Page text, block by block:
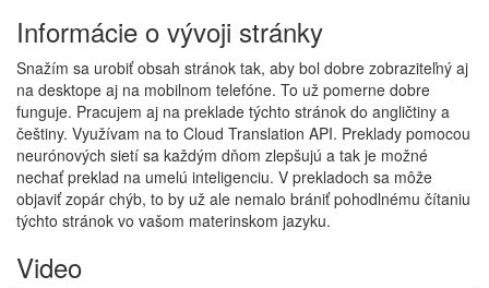
Informácie o vývoji stránky
Snažím sa urobiť obsah stránok tak, aby bol dobre zobraziteľný aj
na desktope aj na mobilnom telefóne. To už pomerne dobre
funguje. Pracujem aj na preklade týchto stránok do angličtiny a
češtiny. Využívam na to Cloud Translation API. Preklady pomocou
neurónových sietí sa každým dňom zlepšujú a tak je možné
nechať preklad na umelú inteligenciu. V prekladoch sa môže
objaviť zopár chýb, to by už ale nemalo brániť pohodlnému čítaniu
týchto stránok vo vašom materinskom jazyku.
Video